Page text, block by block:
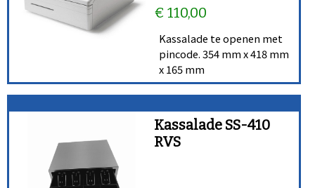
€ 110,00
Kassalade te openen met
pincode. 354 mm x 418 mm
x 165 mm
Kassalade SS-410
RVS